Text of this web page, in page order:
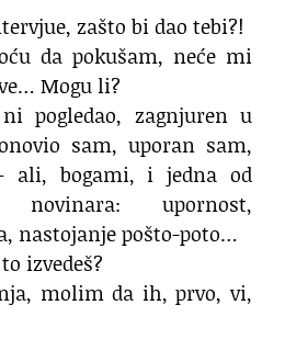
zašto bi dao tebi?!
da pokušam, neće mi
Mogu li?
pogledao, zagnjuren u
sam, uporan sam,
bogami, i jedna od
upornost,
nastojanje pošto-poto…
izvedeš?
molim da ih, prvo, vi,